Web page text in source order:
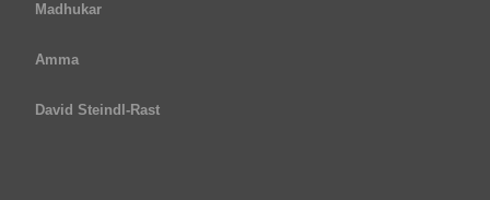
Madhukar
Amma
David Steindl-Rast